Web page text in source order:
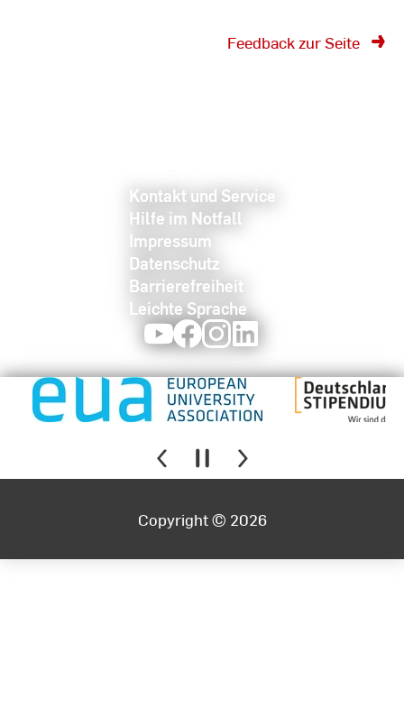
Feedback zur Seite
Kontakt und Service
Hilfe im Notfall
Impressum
Datenschutz
Barrierefreiheit
Leichte Sprache
YoutubeFacebookInstagram
Copyright © 2026